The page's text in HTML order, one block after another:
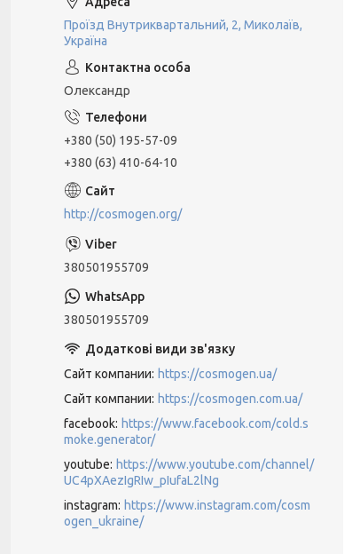
Проїзд Внутриквартальний, 2, Миколаїв,
Україна
Олександр
+380 (50) 195-57-09
+380 (63) 410-64-10
http://cosmogen.org/
380501955709
380501955709
Сайт компании
https://cosmogen.ua/
Сайт компании
https://cosmogen.com.ua/
facebook https://www.facebook.com/cold.s
moke.generator/
youtube
https://www.youtube.com/channel/
UC4pXAezIgRIw_pIufaL2lNg
instagram
https://www.instagram.com/cosm
ogen_ukraine/